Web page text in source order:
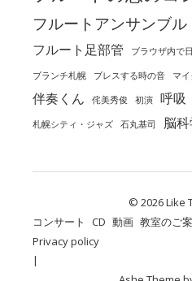
フルートアンサンブル
フルート足部管 ブラウザ内で
ブランチ札幌 ブレスする時の音 マイ
伴奏くん 侘美秀俊 初演 呼吸
札幌シティ・ジャズ 石丸基司 脳
© 2026 Like
コンサート
CD 動画 教室のご
Privacy policy